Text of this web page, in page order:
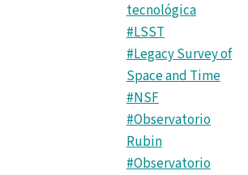
tecnológica
#LSST
#Legacy Survey of
Space and Time
#NSF
#Observatorio
Rubin
#Observatorio